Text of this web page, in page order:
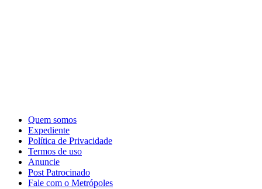
Quem somos
Expediente
Política de Privacidade
Termos de uso
Anuncie
Post Patrocinado
Fale com o Metrópoles